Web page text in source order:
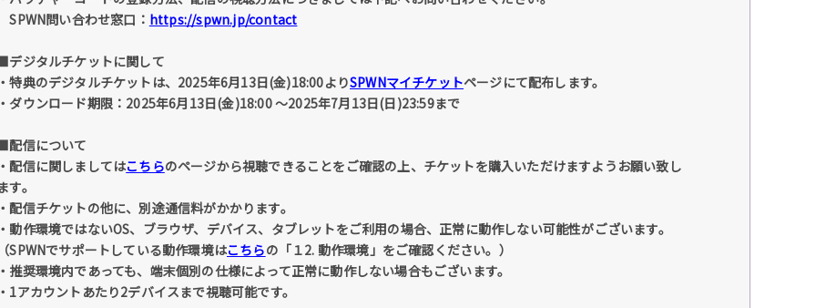
問い合わせ窓口： https://spwn.jp/contact
デジタルチケットに関して
特典のデジタルチケットは、2025年6月13日(金)18:00よりSPWNマイチケットページにて配布します。
ダウンロード期限：2025年6月13日(金)18:00 ～2025年7月13日(日)23:59まで
配信について
配信に関しましてはこちらのページから視聴できることをご確認の上、チケットを購入いただけますようお願い致し
す。
配信チケットの他に、別途通信料がかかります。
動作環境ではないOS、ブラウザ、デバイス、タブレットをご利用の場合、正常に動作しない可能性がございます。
SPWNでサポートしている動作環境はこちらの「１2. 動作環境」をご確認ください。）
推奨環境内であっても、端末個別の仕様によって正常に動作しない場合もございます。
1アカウントあたり2デバイスまで視聴可能です。